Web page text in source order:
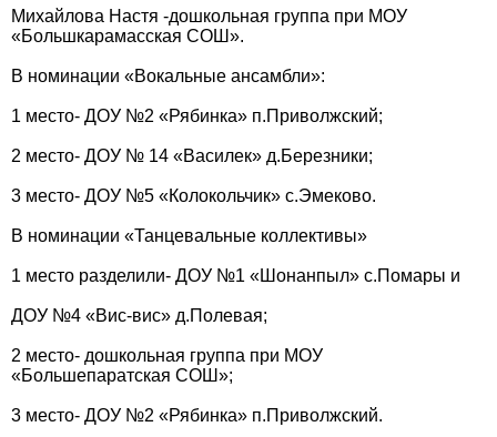
Михайлова Настя -дошкольная группа при МОУ
«Большкарамасская СОШ».
В номинации «Вокальные ансамбли»:
1 место- ДОУ №2 «Рябинка» п.Приволжский;
2 место- ДОУ № 14 «Василек» д.Березники;
3 место- ДОУ №5 «Колокольчик» с.Эмеково.
В номинации «Танцевальные коллективы»
1 место разделили- ДОУ №1 «Шонанпыл» с.Помары и
ДОУ №4 «Вис-вис» д.Полевая;
2 место- дошкольная группа при МОУ
«Большепаратская СОШ»;
3 место- ДОУ №2 «Рябинка» п.Приволжский.